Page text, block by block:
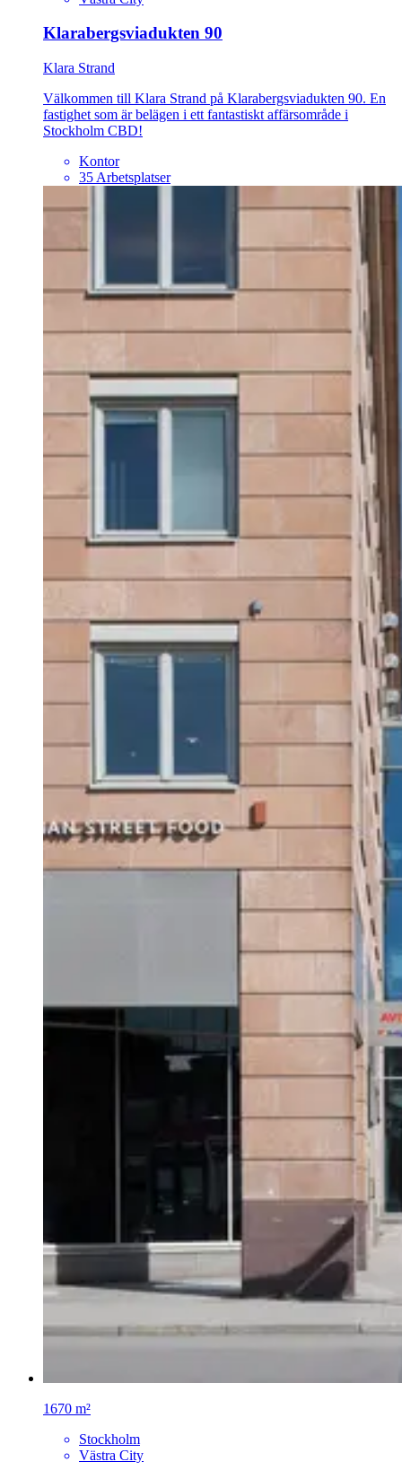
Klarabergsviadukten 90
Klara Strand
Välkommen till Klara Strand på Klarabergsviadukten 90. En
fastighet som är belägen i ett fantastiskt affärsområde i
Stockholm CBD!
Kontor
35 Arbetsplatser
1670 m²
Stockholm
Västra City